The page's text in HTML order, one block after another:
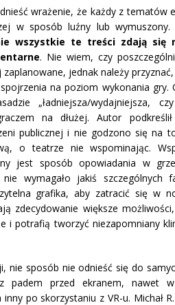
wrażenie, że każdy z tematów
w sposób luźny lub
wszystkie te treści zdają się
. Nie wiem, czy
jednak należy
na poziom wykonania
„ładniejsza/wydajniejsza,
na dłużej. Autor
publicznej i nie godzono się na
o teatrze nie wspominając.
jest sposób opowiadania w
wymagało jakiś szczególnych
grafika, aby zatracić się w
zdecydowanie większe
i potrafią tworzyć niezapomniany
nie sposób nie odnieść się do
padem przed ekranem, nawet w
po skorzystaniu z VR-u. Michał